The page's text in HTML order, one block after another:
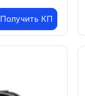
Получить КП